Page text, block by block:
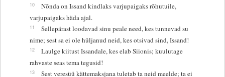
10
Nõnda on Issand kindlaks varjupaigaks rõhutuile,
varjupaigaks häda ajal.
11
Sellepärast loodavad sinu peale need, kes tunnevad su
nime; sest sa ei ole hüljanud neid, kes otsivad sind, Issand!
12
Laulge kiitust Issandale, kes elab Siionis; kuulutage
rahvaste seas tema tegusid!
13 Sest veresüü kättemaksjana tuletab ta neid meelde; ta ei